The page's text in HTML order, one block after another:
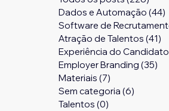
Dados e Automação (44)
Atração de Talentos (41)
Experiência do Candidato
Employer Branding (35)
Materiais (7)
Sem categoria (6)
Talentos (0)